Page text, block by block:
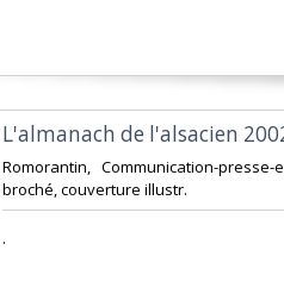
‎L'almanach de l'alsacien
‎Romorantin, Communication-
broché, couverture illustr.‎
‎.‎